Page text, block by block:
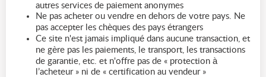
autres services de paiement anonymes
Ne pas acheter ou vendre en dehors de votre pays. Ne
pas accepter les chèques des pays étrangers
Ce site n'est jamais impliqué dans aucune transaction, et
ne gère pas les paiements, le transport, les transactions
de garantie, etc. et n'offre pas de « protection à
l’acheteur » ni de « certification au vendeur »